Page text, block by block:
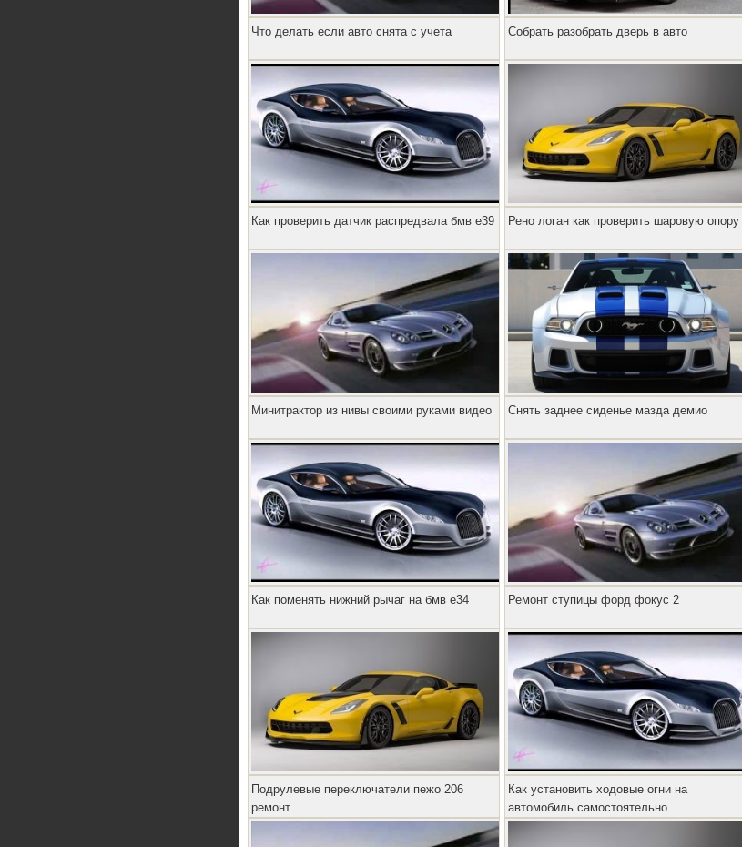
Что делать если авто снята с учета Собрать разобрать дверь в авто
Как проверить датчик распредвала бмв е39 Рено логан как проверить шаровую опору
Минитрактор из нивы своими руками видео Снять заднее сиденье мазда демио
Как поменять нижний рычаг на бмв е34 Ремонт ступицы форд фокус 2
Подрулевые переключатели пежо 206
ремонт
Как установить ходовые огни на
автомобиль самостоятельно